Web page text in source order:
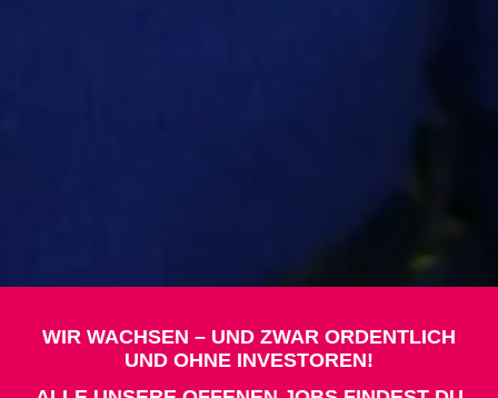
WIR WACHSEN – UND ZWAR ORDENTLICH
UND OHNE INVESTOREN!